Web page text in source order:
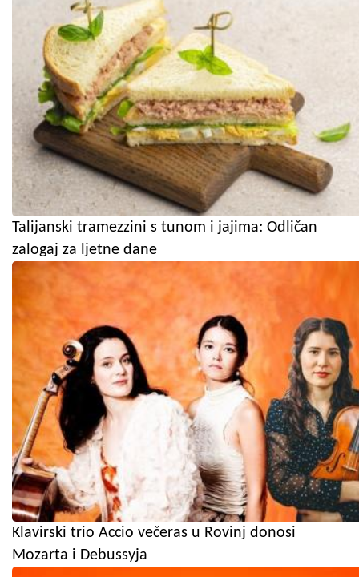
Talijanski tramezzini s tunom i jajima: Odličan
zalogaj za ljetne dane
Klavirski trio Accio večeras u Rovinj donosi
Mozarta i Debussyja